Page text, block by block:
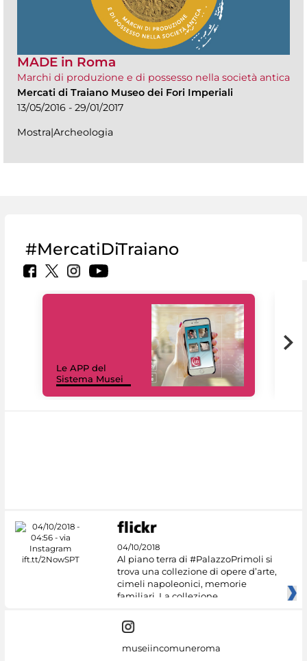
MADE in Roma
Marchi di produzione e di possesso nella società antica
Mercati di Traiano Museo dei Fori Imperiali
13/05/2016 - 29/01/2017
Mostra|Archeologia
#MercatiDiTraiano
Le APP del
Sistema Musei
04/10/2018
Al piano terra di #PalazzoPrimoli si
trova una collezione di opere d’arte,
cimeli napoleonici, memorie
familiari. La collezione
museiincomuneroma